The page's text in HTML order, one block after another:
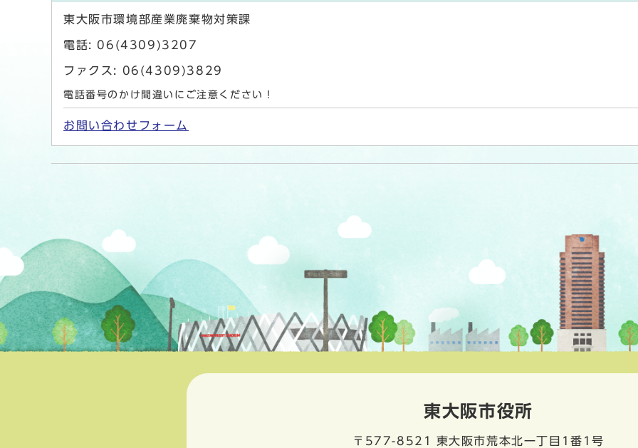
東大阪市環境部産業廃棄物対策課
電話: 06(4309)3207
ファクス: 06(4309)3829
電話番号のかけ間違いにご注意ください！
お問い合わせフォーム
東大阪市役所
〒577-8521 東大阪市荒本北一丁目1番1号